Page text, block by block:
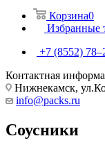
Корзина0
Избранные
+7 (8552)
Контактная
Нижнекамск,
info@packs.ru
Соусники